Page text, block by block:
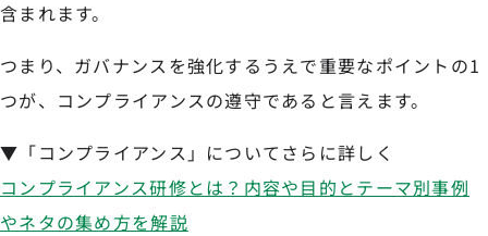
含まれます。
つまり、ガバナンスを強化するうえで重要なポイントの1
つが、コンプライアンスの遵守であると言えます。
▼「コンプライアンス」についてさらに詳しく
コンプライアンス研修とは？内容や目的とテーマ別事例
やネタの集め方を解説